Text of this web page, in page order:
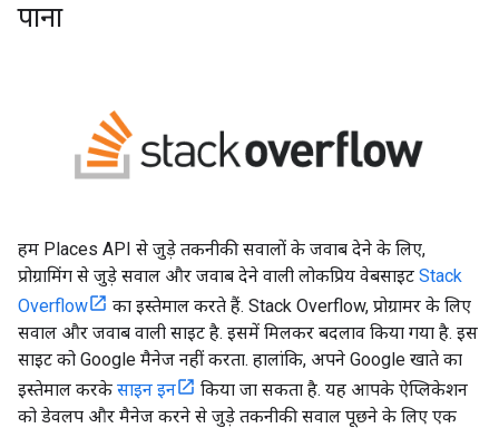
पाना
हम Places API से जुड़े तकनीकी सवालों के जवाब देने के लिए,
प्रोग्रामिंग से जुड़े सवाल और जवाब देने वाली लोकप्रिय वेबसाइट Stack
Overflow
का इस्तेमाल करते हैं. Stack Overflow, प्रोग्रामर के लिए
सवाल और जवाब वाली साइट है. इसमें मिलकर बदलाव किया गया है. इस
साइट को Google मैनेज नहीं करता. हालांकि, अपने Google खाते का
इस्तेमाल करके साइन इन
किया जा सकता है. यह आपके ऐप्लिकेशन
को डेवलप और मैनेज करने से जुड़े तकनीकी सवाल पूछने के लिए एक